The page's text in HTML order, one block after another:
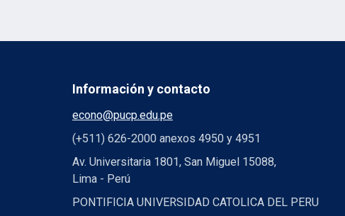
Información y contacto
econo@pucp.edu.pe
(+511) 626-2000 anexos 4950 y 4951
Av. Universitaria 1801, San Miguel 15088,
Lima - Perú
PONTIFICIA UNIVERSIDAD CATOLICA DEL PERU